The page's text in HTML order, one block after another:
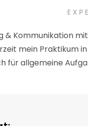
& Kommunikation
mein Praktikum
allgemeine